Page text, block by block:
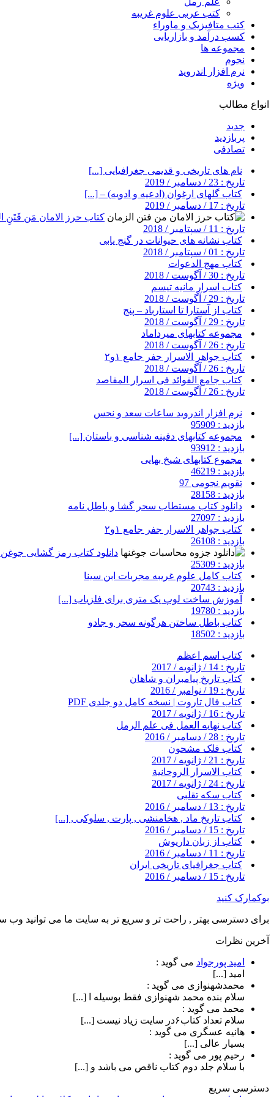
کتب عربی علوم غریبه
کتب متافیزیک و ماوراء
کسب درآمد و بازاریابی
مجموعه ها
نجوم
نرم افزار اندروید
ویژه
انواع مطالب
جدید
پربازدید
تصادفی
نام های تاریخی و قدیمی جغرافیایی [...]
تاریخ : 23 / دسامبر / 2019
کتاب گلهای ارغوان (ادعیه و ادویه) – [...]
تاریخ : 17 / دسامبر / 2019
کتاب حرز الامان مَن فَتَنِ
تاریخ : 11 / سپتامبر / 2018
کتاب نشانه های حیوانات در گنج یابی
تاریخ : 01 / سپتامبر / 2018
کتاب مهج الدعوات
تاریخ : 30 / آگوست / 2018
کتاب اسرار مانیه تیسم
تاریخ : 29 / آگوست / 2018
کتاب از آستارا تا استارباد – پنج
تاریخ : 29 / آگوست / 2018
مجموعه کتابهای میرداماد
تاریخ : 26 / آگوست / 2018
کتاب جواهر الاسرار جفر جامع ۱و۲
تاریخ : 26 / آگوست / 2018
کتاب جامع الفوائد فی اسرار المقاصد
تاریخ : 26 / آگوست / 2018
نرم افزار اندروید ساعات سعد و نحس
بازدید : 95909
مجموعه کتابهای دفینه شناسی و باستان [...]
بازدید : 93912
مجموع کتابهای شیخ بهایی
بازدید : 46219
تقویم نجومی 97
بازدید : 28158
دانلود کتاب مستطاب سحر گشا و باطل نامه
بازدید : 27097
کتاب جواهر الاسرار جفر جامع ۱و۲
بازدید : 26108
دانلود کتاب رمز گشایی
بازدید : 25309
کتاب کامل علوم غریبه مجربات ابن سینا
بازدید : 20743
آموزش ساخت لوپ یک متری برای فلزیاب [...]
بازدید : 19780
کتاب باطل ساختن هرگونه سحر و جادو
بازدید : 18502
کتاب اسم اعظم
تاریخ : 14 / ژانویه / 2017
کتاب تاریخ پیامبران و شاهان
تاریخ : 19 / نوامبر / 2016
کتاب فال تاروت | نسخه کامل دو جلدی PDF
تاریخ : 16 / ژانویه / 2017
کتاب نهایه العمل فی علم الرمل
تاریخ : 28 / دسامبر / 2016
کتاب فلک مشحون
تاریخ : 21 / ژانویه / 2017
کتاب الاسرار الروحانیة
تاریخ : 24 / ژانویه / 2017
کتاب سکه تقلبی
تاریخ : 13 / دسامبر / 2016
کتاب تاریخ ماد , هخامنشی , پارت , سلوکی , [...]
تاریخ : 15 / دسامبر / 2016
کتاب از زبان داریوش
تاریخ : 11 / دسامبر / 2016
کتاب جغرافیای تاریخی ایران
تاریخ : 15 / دسامبر / 2016
بوکمارک کنید
برای دسترسی بهتر , راحت تر و سریع تر به سایت ما می توانید وب
آخرین نظرات
امید پورجواد می گوید :
امید [...]
محمدشهنوازی می گوید :
سلام بنده محمد شهنوازی فقط بوسیله ا [...]
محمد می گوید :
سلام تعداد کتاب۶در سایت زیاد نیست [...]
هانیه عسگری می گوید :
بسیار عالی [...]
رحیم پور می گوید :
با سلام جلد دوم کتاب ناقص می باشد و [...]
دسترسی سریع